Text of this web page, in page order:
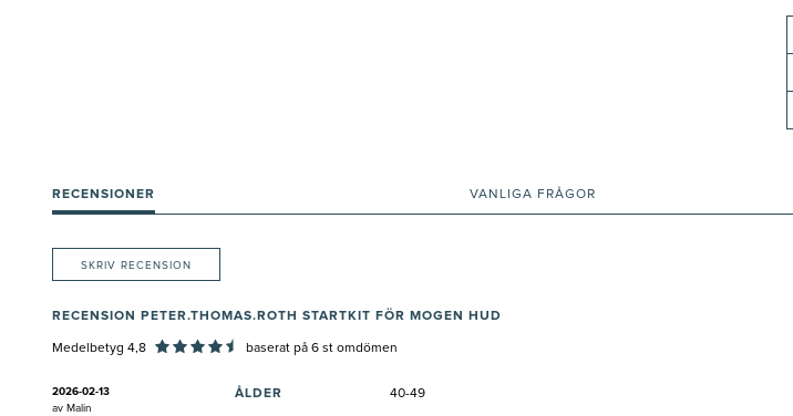
RECENSIONER VANLIGA FRÅGOR
SKRIV RECENSION
RECENSION PETER.THOMAS.ROTH STARTKIT FÖR MOGEN HUD
Medelbetyg 4,8 baserat på 6 st omdömen
2026-02-13
av Malin
ÅLDER 40-49